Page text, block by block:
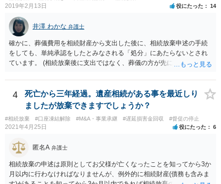
2019年2月13日 役にたった 14
井澤 わかな 弁護士
確かに、葬儀費用を相続財産から支出した後に、相続放棄申述の手続
をしても、単純承認をしたとみなされる「処分」にあたらないとされ
ています。 (相続放棄後に支出ではなく、葬儀の方が先に来るのが通常
述の手続ということだと思いますが) ただ、葬儀費用ならいくらでもよ
いということではなく、身分相応の、社会的儀式として当然認められ
る程度の金額に留まると考えた方がよいです。 もし、相続人の皆さん
に葬儀費用を支出する経済力がなく、質素な葬儀を行った費用であれ
ば相続財産から支出しても単純承認と認められない可能性が高いの
で、相続放棄申述が受理される可能性も高いと思います。
4
死亡から三年経過。遺産相続がある事を最近しり
ましたが放棄できますでしょうか？
#相続放棄 #口座凍結解除 #M&A・事業承継 #遅延損害金回収 #督促の停止
2021年4月25日 役にたった 6
匿名A 弁護士
相続放棄の申述は原則としてお父様が亡くなったことを知ってから3か
月以内に行わなければなりませんが、例外的に相続財産(債務も含みま